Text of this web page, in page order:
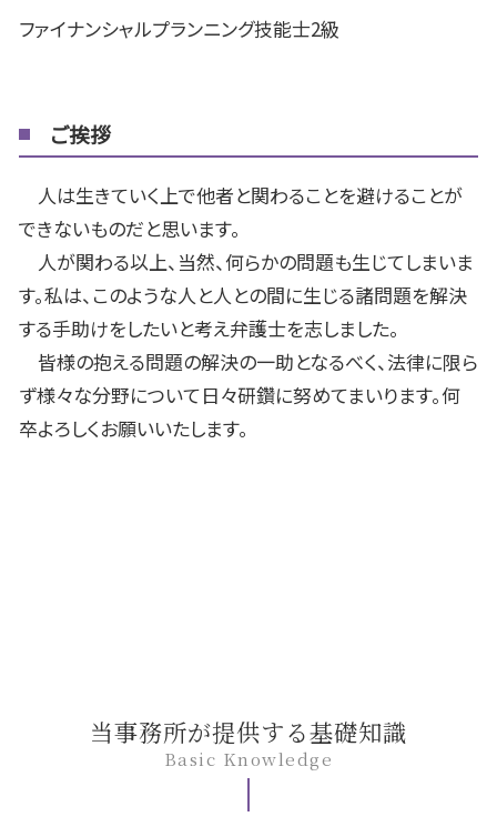
ファイナンシャルプランニング技能士2級
ご挨拶
人は生きていく上で他者と関わることを避けることが
できないものだと思います。
人が関わる以上、当然、何らかの問題も生じてしまいま
す。私は、このような人と人との間に生じる諸問題を解決
する手助けをしたいと考え弁護士を志しました。
皆様の抱える問題の解決の一助となるべく、法律に限ら
ず様々な分野について日々研鑽に努めてまいります。何
卒よろしくお願いいたします。
当事務所が提供する基礎知識
Basic Knowledge